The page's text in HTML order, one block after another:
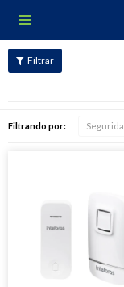

Filtrando por: